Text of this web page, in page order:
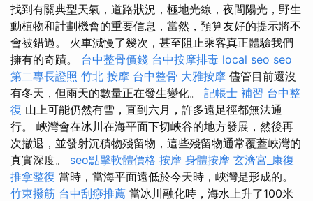
找到有關典型天氣，道路狀況，極地光線，夜間陽光，野生
動植物和計劃機會的重要信息，當然，預算友好的提示將不
會被錯過。 火車減慢了幾次，甚至阻止乘客真正體驗我們
擁有的奇蹟。 台中整骨價錢 台中按摩排毒 local seo seo
第二專長證照 竹北 按摩 台中整骨 大雅按摩 儘管目前還沒
有冬天，但雨天的數量正在發生變化。 記帳士 補習 台中整
復 山上可能仍然有雪，直到六月，許多遠足徑都無法通
行。 峽灣會在冰川在海平面下切峽谷的地方發展，然後再
次撤退，並發射沉積物殘留物，這些殘留物通常覆蓋峽灣的
真實深度。 seo點擊軟體價格 按摩 身體按摩 玄濟宮_康復
推拿整復 當時，當海平面遠低於今天時，峽灣是形成的。
竹東撥筋 台中刮痧推薦 當冰川融化時，海水上升了100米